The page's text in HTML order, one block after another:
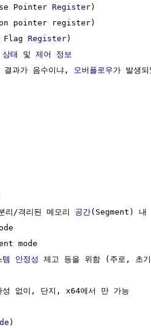
Pointer
Register)
pointer register)
Flag
Register)
상태 및 제어
정보
결과가 음수이냐, 오버플로우가 발생
리/격리된 메모리 공간(Segment) 내
mode
템 안정성
제고 등을 위함 (주로, 초
성 없이, 단지, x64에서 만 가능
)